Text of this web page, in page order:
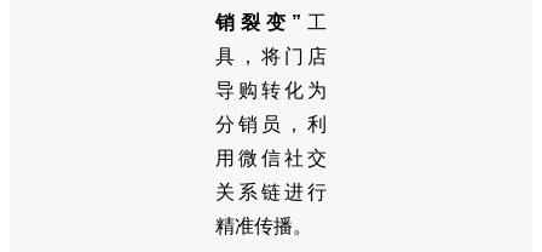
销裂变” 工
具，将门店
导购转化为
分销员，利
用微信社交
关系链进行
精准传播。